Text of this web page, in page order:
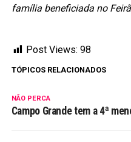
família beneficiada no
Post Views: 98
TÓPICOS RELACIONADOS
NÃO PERCA
Campo Grande tem a 4ª